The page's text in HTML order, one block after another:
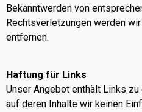
Bekanntwerden von
Rechtsverletzungen werden
entfernen.
Haftung für Links
Unser Angebot enthält Links
auf deren Inhalte wir keinen